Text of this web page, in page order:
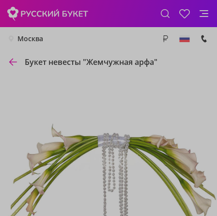
Москва
Букет невесты "Жемчужная арфа"